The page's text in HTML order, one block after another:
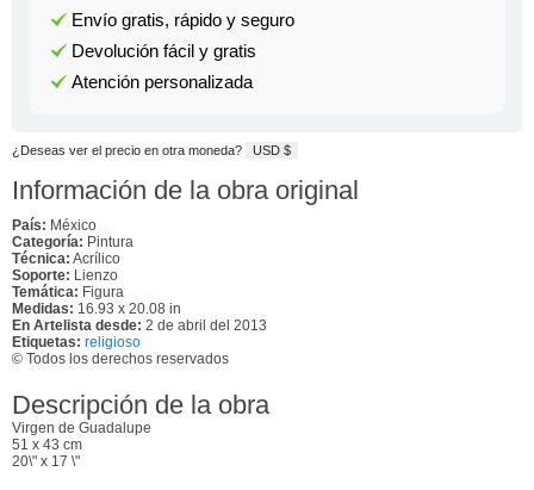
Envío gratis, rápido y seguro
Devolución fácil y gratis
Atención personalizada
¿Deseas ver el precio en otra moneda? USD $
Información de la obra original
País: México
Categoría: Pintura
Técnica: Acrílico
Soporte: Lienzo
Temática: Figura
Medidas: 16.93 x 20.08 in
En Artelista desde: 2 de abril del 2013
Etiquetas: religioso
© Todos los derechos reservados
Descripción de la obra
Virgen de Guadalupe
51 x 43 cm
20\" x 17 \"